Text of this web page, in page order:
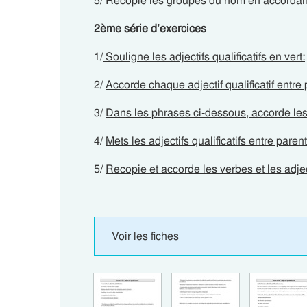
2ème série d’exercices
1/Souligne les adjectifs qualificatifs en vert:
2/Accorde chaque adjectif qualificatif entre
3/Dans les phrases ci-dessous, accorde
4/Mets les adjectifs qualificatifs entre
5/Recopie et accorde les verbes et les
Voir les fiches